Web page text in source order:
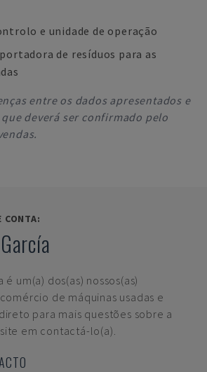
e unidade de operação
de resíduos para as
entre os dados apresentados e
deverá ser confirmado pelo
CONTA:
é um(a) dos(as) nossos(as)
de máquinas usadas e
para mais questões sobre a
em contactá-lo(a).